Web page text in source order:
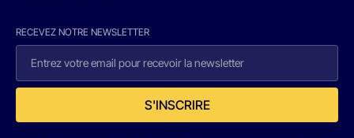
RECEVEZ NOTRE NEWSLETTER
S'INSCRIRE